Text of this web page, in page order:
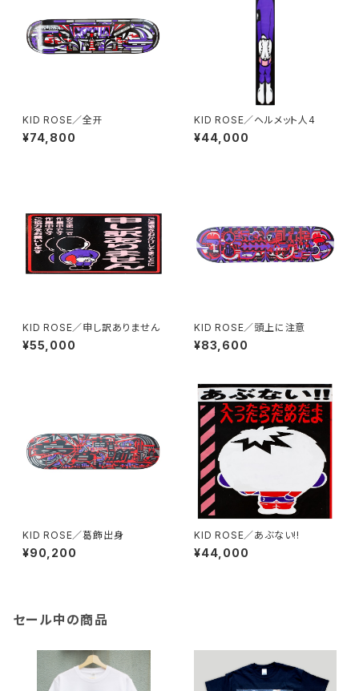
KID ROSE／全开
¥74,800
KID ROSE／ヘルメット人4
¥44,000
KID ROSE／申し訳ありません
¥55,000
KID ROSE／頭上に注意
¥83,600
KID ROSE／葛飾出身
¥90,200
KID ROSE／あぶない!!
¥44,000
セール中の商品